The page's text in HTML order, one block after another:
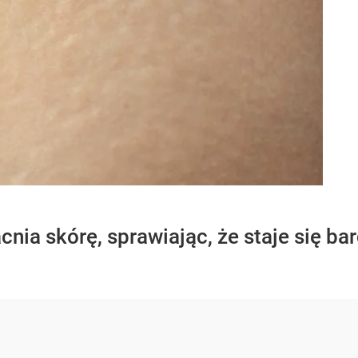
skórę, sprawiając, że staje się